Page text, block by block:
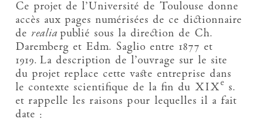
Ce projet de l’Université de Toulouse donne
accès aux pages numérisées de ce dictionnaire
de realia publié sous la direction de Ch.
Daremberg et Edm. Saglio entre 1877 et
1919. La description de l’ouvrage sur le site
du projet replace cette vaste entreprise dans
le contexte scientifique de la fin du XIXe s.
et rappelle les raisons pour lequelles il a fait
date :